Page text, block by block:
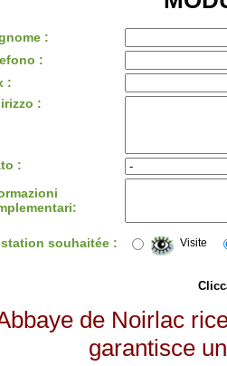
:
:
:
:
:
souhaitée : Visite
de Noirlac
garantisce